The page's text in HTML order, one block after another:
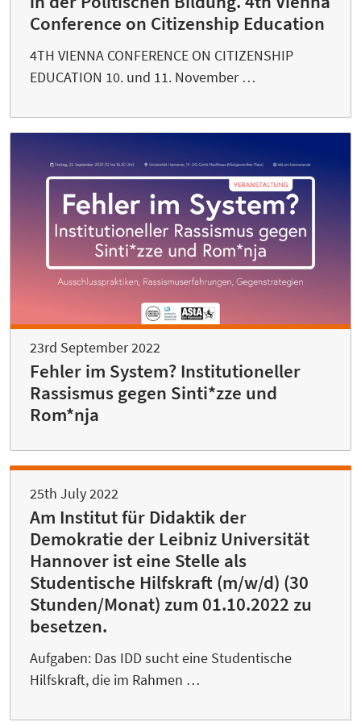
Conference on Citizenship Education
4TH VIENNA CONFERENCE ON CITIZENSHIP
EDUCATION 10. und 11. November …
23rd September 2022
Fehler im System? Institutioneller
Rassismus gegen Sinti*zze und
Rom*nja
25th July 2022
Am Institut für Didaktik der
Demokratie der Leibniz Universität
Hannover ist eine Stelle als
Studentische Hilfskraft (m/w/d) (30
Stunden/Monat) zum 01.10.2022 zu
besetzen.
Aufgaben: Das IDD sucht eine Studentische
Hilfskraft, die im Rahmen …